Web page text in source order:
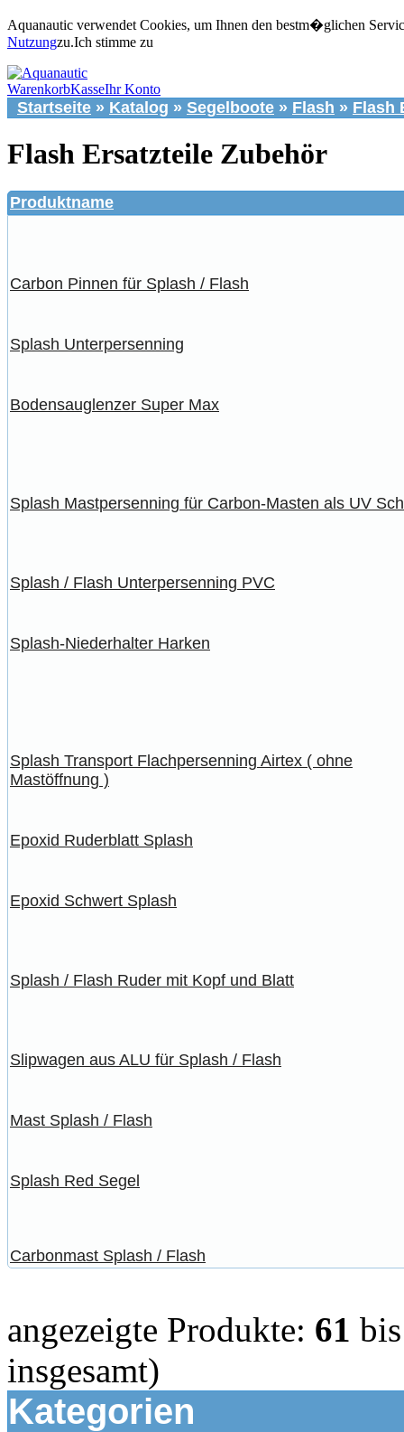
Aquanautic verwendet Cookies, um Ihnen den bestm�glichen
Nutzungzu.Ich stimme zu
WarenkorbKasseIhr Konto
Startseite » Katalog » Segelboote » Flash » Flash
Flash Ersatzteile Zubehör
Produktname
Carbon Pinnen für Splash / Flash
Splash Unterpersenning
Bodensauglenzer Super Max
Splash Mastpersenning für Carbon-Masten als UV
Splash / Flash Unterpersenning PVC
Splash-Niederhalter Harken
Splash Transport Flachpersenning Airtex ( ohne
Mastöffnung )
Epoxid Ruderblatt Splash
Epoxid Schwert Splash
Splash / Flash Ruder mit Kopf und Blatt
Slipwagen aus ALU für Splash / Flash
Mast Splash / Flash
Splash Red Segel
Carbonmast Splash / Flash
angezeigte Produkte: 61
insgesamt)
Kategorien